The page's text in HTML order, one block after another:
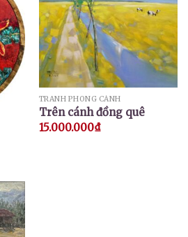
TRANH PHONG CẢNH
Trên cánh đồng quê
15.000.000₫